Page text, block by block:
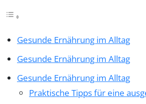
Gesunde Ernährung im Alltag
Gesunde Ernährung im Alltag
Gesunde Ernährung im Alltag
Praktische Tipps für eine